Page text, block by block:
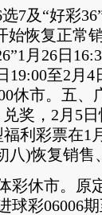
及“好彩
始恢复正常
月26日
19:00至2月
休市。五
奖，2月5
利彩票在1
八)恢复销售
休市。原
球彩06006